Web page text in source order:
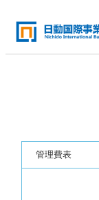
管理費表